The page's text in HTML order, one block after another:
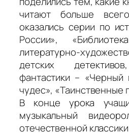
читают больше
оказались серии по
России»,
литературно-
детских
фантастики – «Черный
чудес», «Таинственные
В конце урока
музыкальный
отечественной